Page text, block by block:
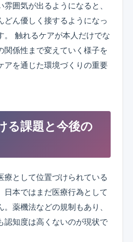
囲気が出るようになると、
どん優しく接するようになっ
。 触れるケアが本人だけでな
関係性まで変えていく様子を
アを通じた環境づくりの重要
る課題と今後の
療として位置づけられている
日本ではまだ医療行為として
薬機法などの規制もあり、
認知度は高くないのが現状で